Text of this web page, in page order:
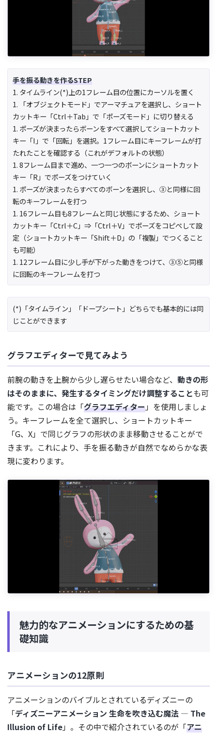
手を振る動きを作るSTEP
1. タイムライン(*)上の1フレーム目の位置にカーソルを置く
1. 「オブジェクトモード」でアーマチュアを選択し、ショート
カットキー「Ctrl＋Tab」で「ポーズモード」に切り替える
1. ポーズが決まったらボーンをすべて選択してショートカット
キー「I」で「回転」を選択。1フレーム目にキーフレームが打
たれたことを確認する（これがデフォルトの状態）
1. 8フレーム目まで進め、一つ一つのボーンにショートカット
キー「R」でポーズをつけていく
1. ポーズが決まったらすべてのボーンを選択し、③と同様に回
転のキーフレームを打つ
1. 16フレーム目も8フレームと同じ状態にするため、ショート
カットキー「Ctrl＋C」⇒「Ctrl＋V」でポーズをコピぺして設
定（ショートカットキー「Shift＋D」の「複製」でつくること
も可能）
1. 12フレーム目に少し手が下がった動きをつけて、③⑤と同様
に回転のキーフレームを打つ
(*)「タイムライン」「ドープシート」どちらでも基本的には同
じことができます
グラフエディターで見てみよう
前腕の動きを上腕から少し遅らせたい場合など、 動きの形
はそのままに、発生するタイミングだけ調整することも可
能です。この場合は「グラフエディター」を使用しましょ
う。キーフレームを全て選択し、ショートカットキー
「G、X」で同じグラフの形状のまま移動させることがで
きます。これにより、手を振る動きが自然でなめらかな表
現に変わります。
魅力的なアニメーションにするための基
礎知識
アニメーションの12原則
アニメーションのバイブルとされているディズニーの
「ディズニーアニメーション 生命を吹き込む魔法 ― The
Illusion of Life」。その中で紹介されているのが「アニ